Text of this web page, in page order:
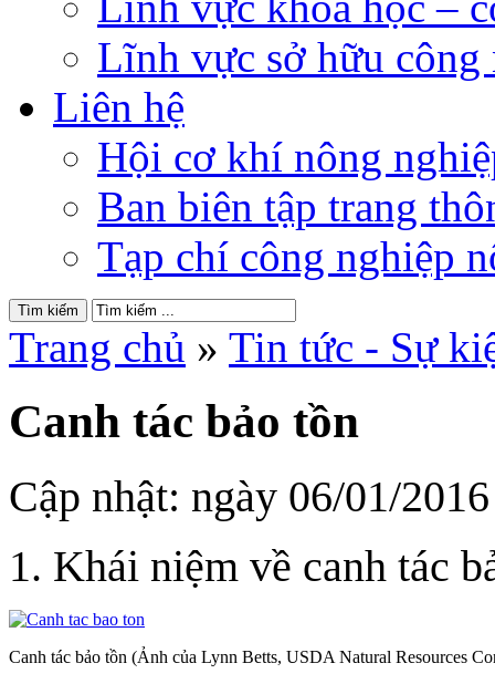
Lĩnh vực sở hữu công
Liên hệ
Hội cơ khí nông
Ban biên tập trang
Tạp chí công nghiệp
Trang chủ » Tin tức - Sự
Canh tác bảo tồn
Cập nhật: ngày 06/01/2016
1. Khái niệm về canh tác
Canh tác bảo tồn (Ảnh của Lynn Betts, USDA Natural Resources